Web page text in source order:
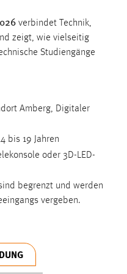
verbindet Technik,
zeigt, wie vielseitig
Studiengänge
Amberg, Digitaler
bis 19 Jahren
oder 3D-LED-
begrenzt und werden
vergeben.
wird in diesem Cookie
Sprache der Website.